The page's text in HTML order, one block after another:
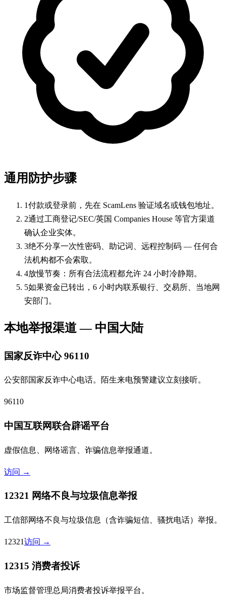
通用防护步骤
1付款或登录前，先在 ScamLens 验证域名或钱包地址。
2通过工商登记/SEC/英国 Companies House 等官方渠道
确认企业实体。
3绝不分享一次性密码、助记词、远程控制码 — 任何合
法机构都不会索取。
4放慢节奏：所有合法流程都允许 24 小时冷静期。
5如果资金已转出，6 小时内联系银行、交易所、当地网
安部门。
本地举报渠道 — 中国大陆
国家反诈中心 96110
公安部国家反诈中心电话。陌生来电预警建议立刻接听。
96110
中国互联网联合辟谣平台
虚假信息、网络谣言、诈骗信息举报通道。
访问 →
12321 网络不良与垃圾信息举报
工信部网络不良与垃圾信息（含诈骗短信、骚扰电话）举报。
12321访问 →
12315 消费者投诉
市场监督管理总局消费者投诉举报平台。